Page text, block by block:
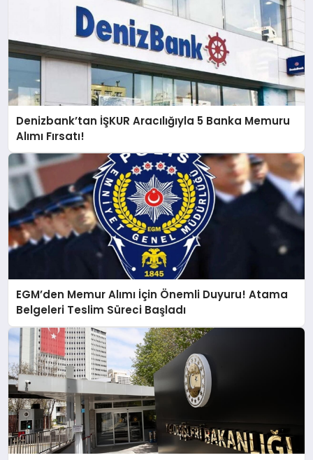
Denizbank’tan İŞKUR Aracılığıyla 5 Banka Memuru
Alımı Fırsatı!
EGM’den Memur Alımı İçin Önemli Duyuru! Atama
Belgeleri Teslim Süreci Başladı